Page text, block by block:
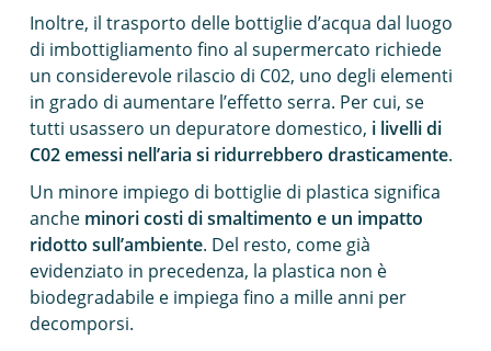
Inoltre, il trasporto delle bottiglie d’acqua dal luogo
di imbottigliamento fino al supermercato richiede
un considerevole rilascio di C02, uno degli elementi
in grado di aumentare l’effetto serra. Per cui, se
tutti usassero un depuratore domestico, i livelli di
C02 emessi nell’aria si ridurrebbero drasticamente.
Un minore impiego di bottiglie di plastica significa
anche minori costi di smaltimento e un impatto
ridotto sull’ambiente. Del resto, come già
evidenziato in precedenza, la plastica non è
biodegradabile e impiega fino a mille anni per
decomporsi.